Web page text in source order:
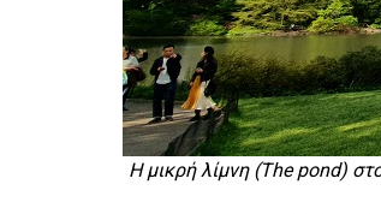
Η μικρή λίμνη (The pond)